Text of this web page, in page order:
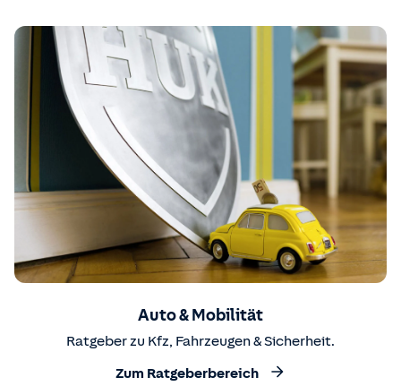
Auto & Mobilität
Ratgeber zu Kfz, Fahrzeugen & Sicherheit.
Zum Ratgeberbereich